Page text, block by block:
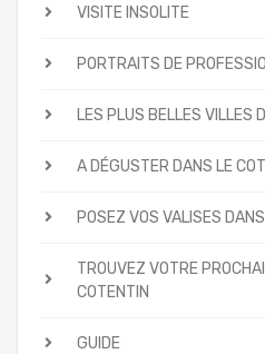
VISITE INSOLITE
PORTRAITS DE
LES PLUS BELLES VILLES
A DÉGUSTER DANS LE
POSEZ VOS VALISES
TROUVEZ VOTRE
COTENTIN
GUIDE